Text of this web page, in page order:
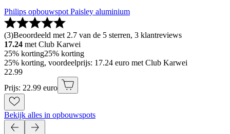
Philips opbouwspot Paisley aluminium
(3)Beoordeeld met 2.7 van de 5 sterren, 3 klantreviews
17.24 met Club Karwei
25% korting25% korting
25% korting, voordeelprijs: 17.24 euro met Club Karwei
22.99
Prijs: 22.99 euro
Bekijk alles in opbouwspots